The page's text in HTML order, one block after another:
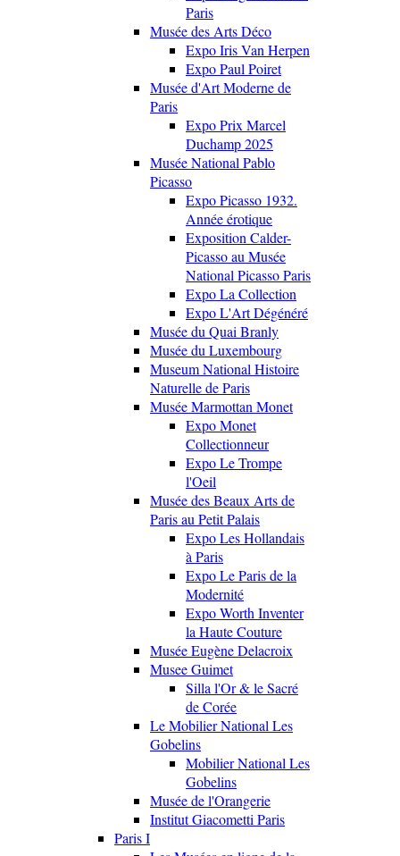
Paris
Musée des Arts Déco
Expo Iris Van Herpen
Expo Paul Poiret
Musée d'Art Moderne de
Paris
Expo Prix Marcel
Duchamp 2025
Musée National Pablo
Picasso
Expo Picasso 1932.
Année érotique
Exposition Calder-
Picasso au Musée
National Picasso Paris
Expo La Collection
Expo L'Art Dégénéré
Musée du Quai Branly
Musée du Luxembourg
Museum National Histoire
Naturelle de Paris
Musée Marmottan Monet
Expo Monet
Collectionneur
Expo Le Trompe
l'Oeil
Musée des Beaux Arts de
Paris au Petit Palais
Expo Les Hollandais
à Paris
Expo Le Paris de la
Modernité
Expo Worth Inventer
la Haute Couture
Musée Eugène Delacroix
Musee Guimet
Silla l'Or & le Sacré
de Corée
Le Mobilier National Les
Gobelins
Mobilier National Les
Gobelins
Musée de l'Orangerie
Institut Giacometti Paris
Paris I